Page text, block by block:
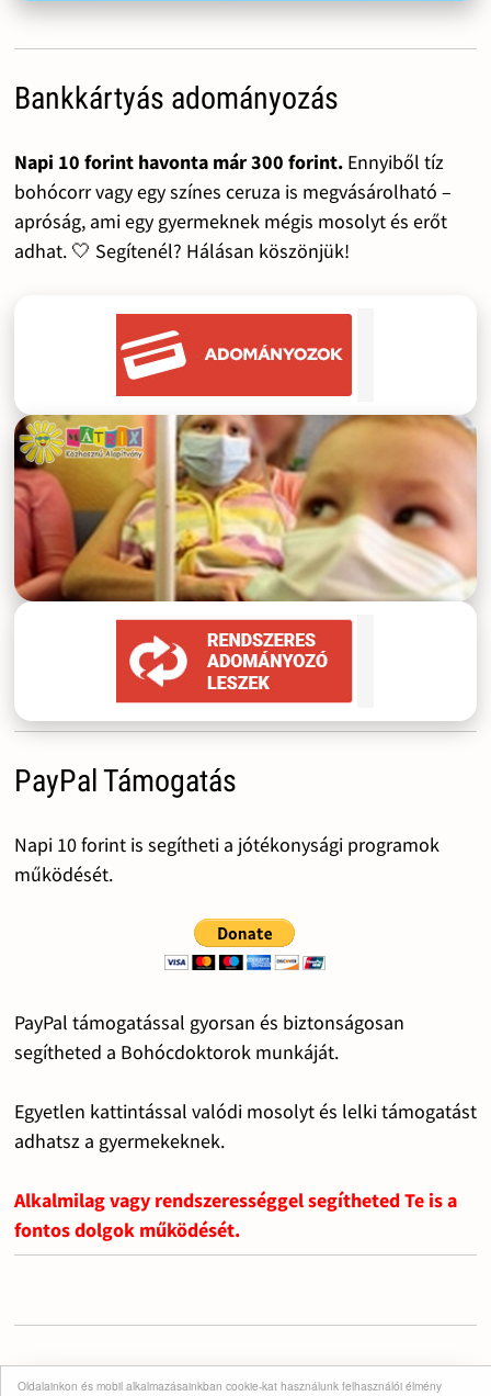
Oldalainkon és mobil alkalmazásainkban cookie-kat használunk felhasználói élmény
Bankkártyás adományozás
Napi 10 forint havonta már 300 forint.Ennyiből tíz
bohócorr vagy egy színes ceruza is megvásárolható –
apróság, ami egy gyermeknek mégis mosolyt és erőt
adhat. 🤍 Segítenél? Hálásan köszönjük!
PayPal Támogatás
Napi 10 forint is segítheti a jótékonysági programok
működését.
PayPal támogatással gyorsan és biztonságosan
segítheted a Bohócdoktorok munkáját.
Egyetlen kattintással valódi mosolyt és lelki támogatást
adhatsz a gyermekeknek.
Alkalmilag vagy rendszerességgel segítheted Te is a
fontos dolgok működését.